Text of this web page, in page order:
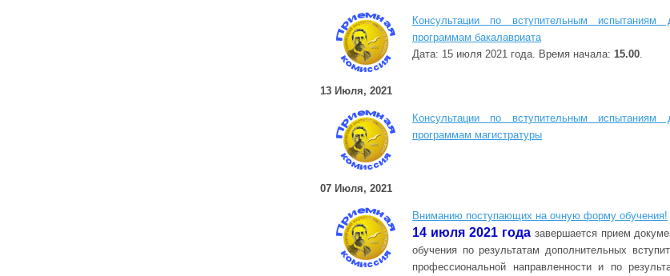
Консультации по вступительным
программам бакалавриата
Дата: 15 июля 2021 года. Время начала: 15.00
13 Июля, 2021
Консультации по вступительным
программам магистратуры
07 Июля, 2021
Вниманию поступающих на очную форму обучения!
14 июля 2021 годазавершается прием
обучения по результатам дополнительных
профессиональной направленности и по